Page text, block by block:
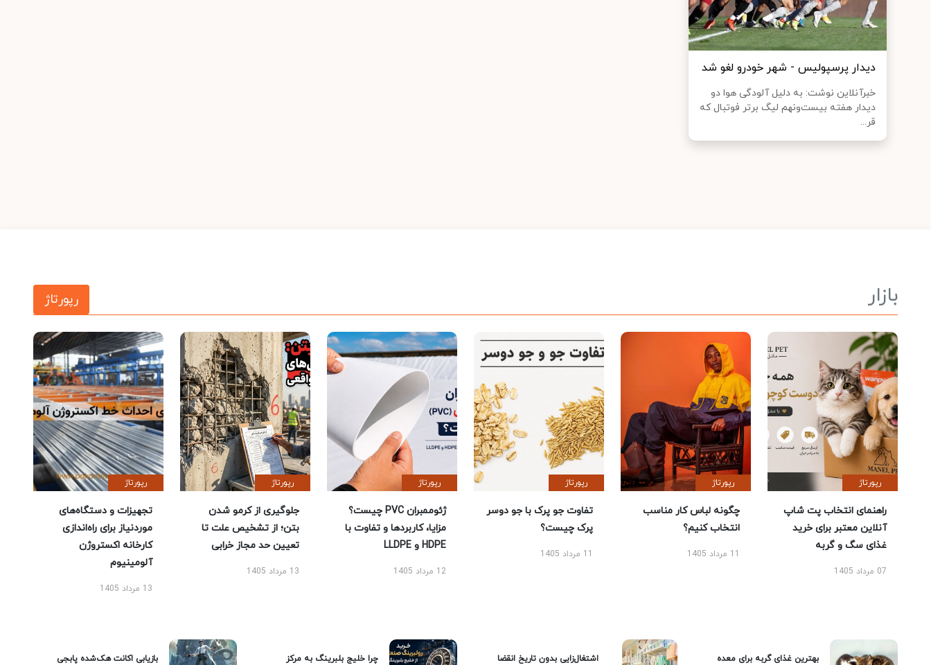
دیدار پرسپولیس - شهر خودرو لغو شد
خبرآنلاین نوشت: به دلیل آلودگی هوا دو
دیدار هفته بیست‌ونهم لیگ برتر فوتبال که
قر...
بازار رپورتاژ
رپورتاژ
راهنمای انتخاب پت شاپ
آنلاین معتبر برای خرید
غذای سگ و گربه
07 مرداد 1405
رپورتاژ
چگونه لباس کار مناسب
انتخاب کنیم؟
11 مرداد 1405
رپورتاژ
تفاوت جو پرک با جو دوسر
پرک چیست؟
11 مرداد 1405
رپورتاژ
ژئوممبران PVC چیست؟
مزایا، کاربردها و تفاوت با
HDPE و LLDPE
12 مرداد 1405
رپورتاژ
جلوگیری از کرمو شدن
بتن؛ از تشخیص علت تا
تعیین حد مجاز خرابی
13 مرداد 1405
رپورتاژ
تجهیزات و دستگاه‌های
موردنیاز برای راه‌اندازی
کارخانه اکستروژن
آلومینیوم
13 مرداد 1405
بهترین غذای گربه برای معده
اشتغال‌زایی بدون تاریخ انقضا
چرا خلیج بلبرینگ به مرکز
بازیابی اکانت هک‌شده پابجی